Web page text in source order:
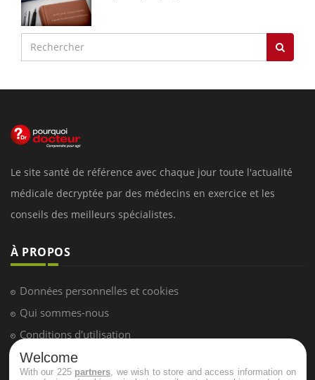
Le site santé de référence avec chaque jour toute l'actualité
médicale decryptée par des médecins en exercice et les
conseils des meilleurs spécialistes.
À PROPOS
Données personnelles et cookies
Qui sommes-nous
Conditions d'utilisation
Plan du site
Welcome
With our 225 partners , we wish to store and access information on